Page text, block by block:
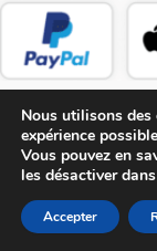
Nous utilisons
expérience
Vous pouvez en
les désactiver dans
Accepter